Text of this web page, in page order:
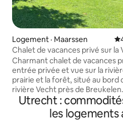
Logement · Maarssen
Chalet de vacances privé sur la
Maarssen
Charmant chalet de vacances
entrée privée et vue sur la
prairie et la forêt, situé au bord
rivière Vecht près de
chalet se compose d'un salon
télévision et Wi-Fi), d'une
toilettes séparées au rez-de-
Utrecht :
les logements